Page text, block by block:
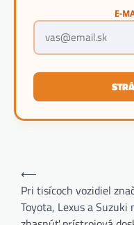
E-
Navigácia
článku
⟵
Pri tisícoch vozidiel
Toyota, Lexus a Suzuki